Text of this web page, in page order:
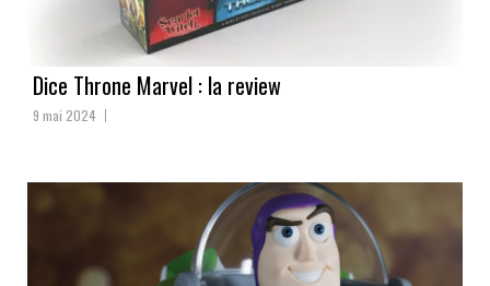
Dice Throne Marvel : la review
9 mai 2024